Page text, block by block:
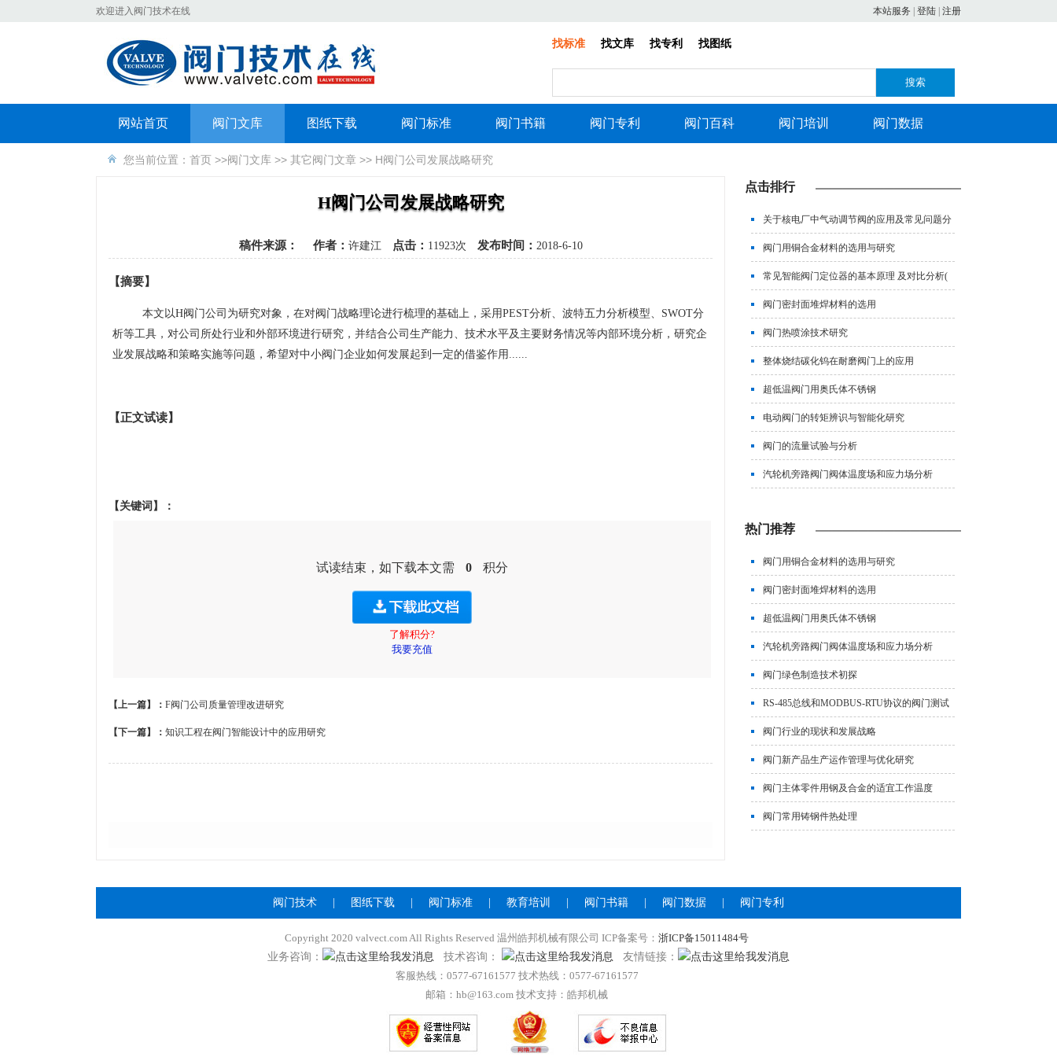
欢迎进入阀门技术在线 本站服务 登陆 注册
找标准 找文库 找专利 找图纸
搜索
网站首页 阀门文库 图纸下载 阀门标准 阀门书籍 阀门专利 阀门百科 阀门培训 阀门数据
您当前位置： 首页 >>阀门文库 >> 其它阀门文章 >> H阀门公司发展战略研究
H阀门公司发展战略研究
稿件来源： 作者： 许建江 点击： 11923次 发布时间： 2018-6-10
【摘要】
本文以H阀门公司为研究对象，在对阀门战略理论进行梳理的基础上，采用PEST分析、波特五力分析模型、SWOT分
析等工具，对公司所处行业和外部环境进行研究，并结合公司生产能力、技术水平及主要财务情况等内部环境分析，研究企
业发展战略和策略实施等问题，希望对中小阀门企业如何发展起到一定的借鉴作用......
【正文试读】
【关键词】：
试读结束，如下载本文需 0 积分
了解积分?
我要充值
【上一篇】： F阀门公司质量管理改进研究
【下一篇】： 知识工程在阀门智能设计中的应用研究
点击排行
关于核电厂中气动调节阀的应用及常见问题分
析
阀门用铜合金材料的选用与研究
常见智能阀门定位器的基本原理 及对比分析(
上)
阀门密封面堆焊材料的选用
阀门热喷涂技术研究
整体烧结碳化钨在耐磨阀门上的应用
超低温阀门用奥氏体不锈钢
电动阀门的转矩辨识与智能化研究
阀门的流量试验与分析
汽轮机旁路阀门阀体温度场和应力场分析
热门推荐
阀门用铜合金材料的选用与研究
阀门密封面堆焊材料的选用
超低温阀门用奥氏体不锈钢
汽轮机旁路阀门阀体温度场和应力场分析
阀门绿色制造技术初探
RS-485总线和MODBUS-RTU协议的阀门测试
系统
阀门行业的现状和发展战略
阀门新产品生产运作管理与优化研究
阀门主体零件用钢及合金的适宜工作温度
阀门常用铸钢件热处理
阀门技术 图纸下载 阀门标准 教育培训 阀门书籍 阀门数据 阀门专利
Copyright 2020 valvect.com All Rights Reserved 温州皓邦机械有限公司 ICP备案号： 浙ICP备15011484号
业务咨询：
技术咨询：
友情链接：
客服热线：0577-67161577 技术热线：0577-67161577
邮箱：hb@163.com 技术支持：皓邦机械